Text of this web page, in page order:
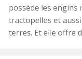
possède les engins
tractopelles et
terres. Et elle offre